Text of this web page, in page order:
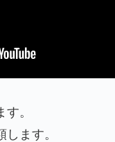
。
ます。